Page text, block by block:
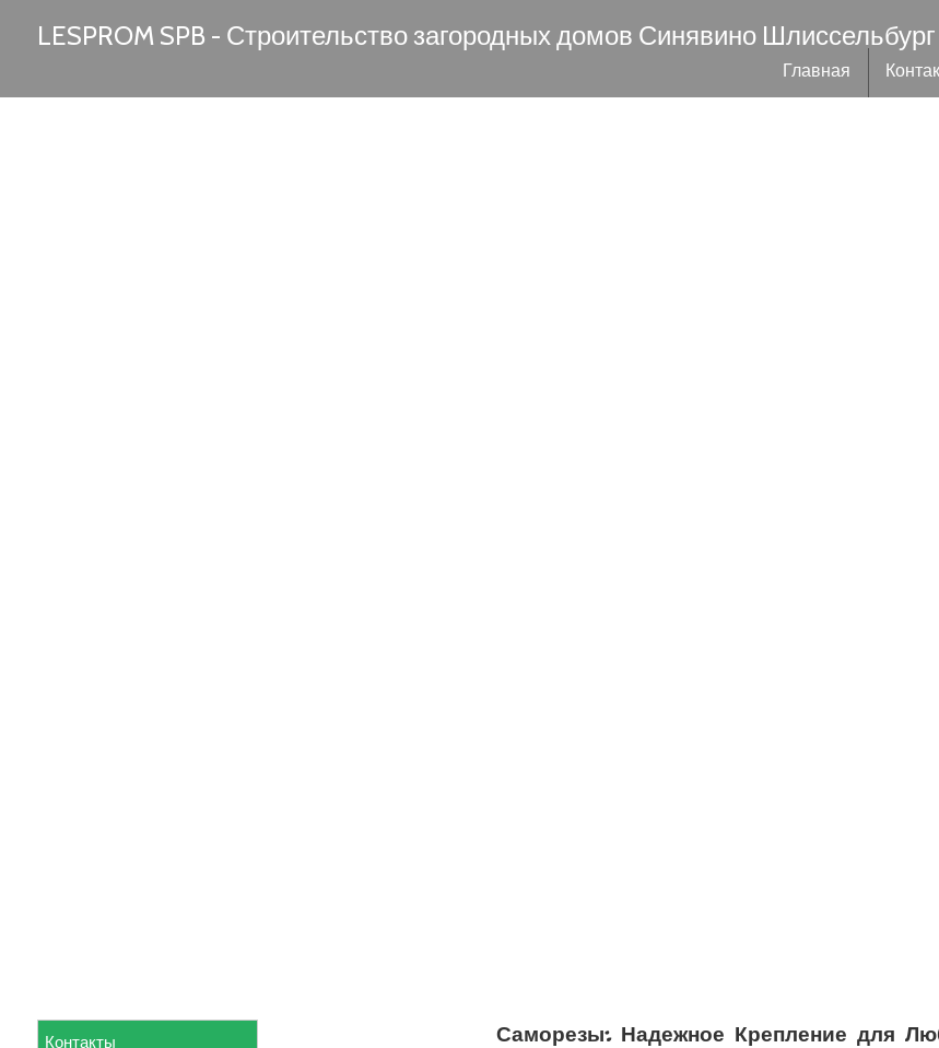
LESPROM SPB - Строительство загородных домов Синявино
Главная
Саморезы: Надежное Крепление для
Контакты